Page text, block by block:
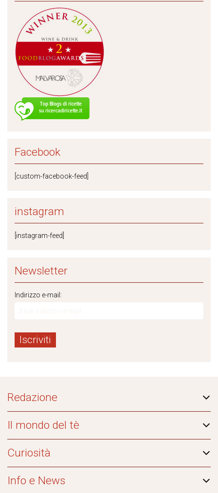
Facebook
[custom-facebook-feed]
instagram
[instagram-feed]
Newsletter
Indirizzo e-mail:
Redazione
Il mondo del tè
Curiosità
Info e News